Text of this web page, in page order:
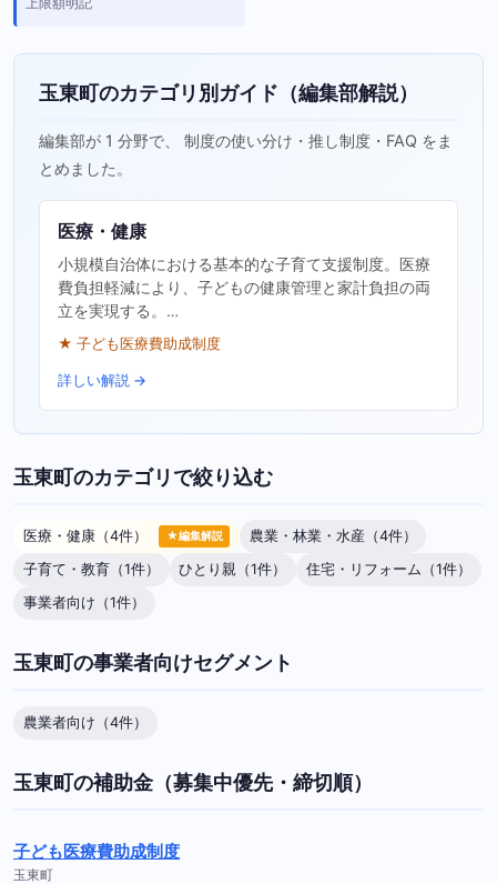
上限額明記
玉東町のカテゴリ別ガイド（編集部解説）
編集部が 1 分野で、 制度の使い分け・推し制度・FAQ をま
とめました。
医療・健康
小規模自治体における基本的な子育て支援制度。医療
費負担軽減により、子どもの健康管理と家計負担の両
立を実現する。…
★ 子ども医療費助成制度
詳しい解説 →
玉東町のカテゴリで絞り込む
医療・健康（4件） ★編集解説
農業・林業・水産（4件）
子育て・教育（1件）
ひとり親（1件）
住宅・リフォーム（1件）
事業者向け（1件）
玉東町の事業者向けセグメント
農業者向け（4件）
玉東町の補助金（募集中優先・締切順）
子ども医療費助成制度
玉東町